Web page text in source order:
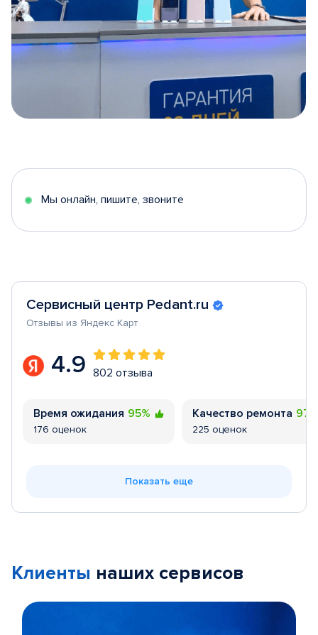
5
Мы онлайн, пишите, звоните
Сервисный центр Pedant.ru
Отзывы из Яндекс Карт
4.9 802 отзыва
Время ожидания 95%
176 оценок
Качество ремонта
225 оценок
Показать еще
Клиенты наших сервисов